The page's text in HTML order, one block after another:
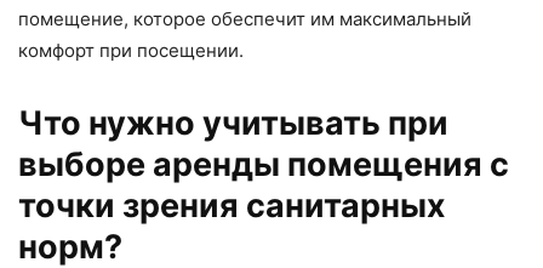
помещение, которое обеспечит им максимальный
комфорт при посещении.
Что нужно учитывать при
выборе аренды помещения с
точки зрения санитарных
норм?